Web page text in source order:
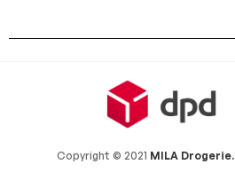
Copyright © 2021 MILA Drogerie.